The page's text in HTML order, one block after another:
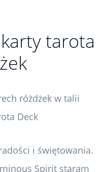
tarota
i świętowania.
Spirit staram